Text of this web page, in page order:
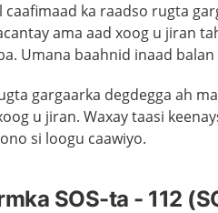
caafimaad ka raadso rugta
ama aad xoog u jiran
Umana baahnid inaad
gargaarka degdegga ah
u jiran. Waxay taasi
si loogu caawiyo.
SOS-ta - 112